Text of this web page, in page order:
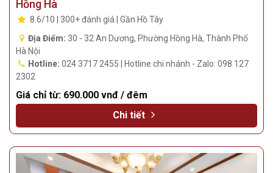
A25 Hotel - 30 An Dương - Khách Sạn Tại Phường
Hồng Hà
8.6/10 | 300+ đánh giá | Gần Hồ Tây
Địa Điểm:30 - 32 An Dương, Phường Hồng Hà, Thành Phố
Hà Nội
Hotline:024 3717 2455 | Hotline chi nhánh - Zalo: 098 127
2302
Giá chỉ từ:
Chi tiết